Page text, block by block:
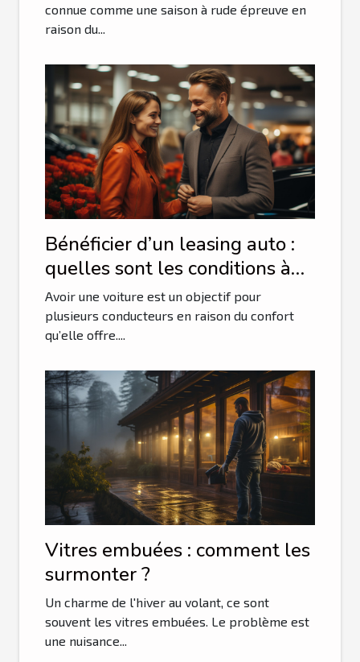
connue comme une saison à rude épreuve en
raison du...
Bénéficier d’un leasing auto :
quelles sont les conditions à
remplir ?
Avoir une voiture est un objectif pour
plusieurs conducteurs en raison du confort
qu’elle offre....
Vitres embuées : comment les
surmonter ?
Un charme de l'hiver au volant, ce sont
souvent les vitres embuées. Le problème est
une nuisance...